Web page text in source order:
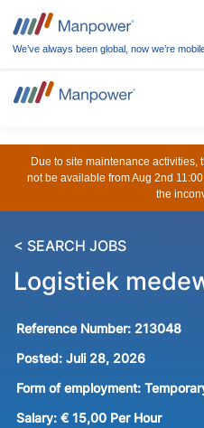
We’ve always been global, now we’re
Due to site maintenance activities,
not be available from Aug 2nd
the
< SEARCH JOBS
Logistiek
Reference Number: 213048
Posted: Juli 28, 2026
Form of employment:
Salary: € 15,00 Per Hour